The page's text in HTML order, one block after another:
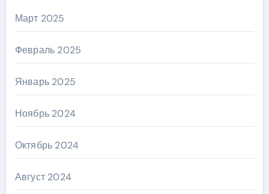
Март 2025
Февраль 2025
Январь 2025
Ноябрь 2024
Октябрь 2024
Август 2024